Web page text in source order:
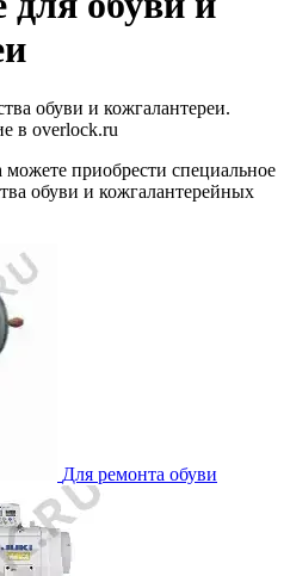
обуви и кожгалантереи.
в overlock.ru
приобрести специальное
обуви и кожгалантерейных
Для ремонта обуви